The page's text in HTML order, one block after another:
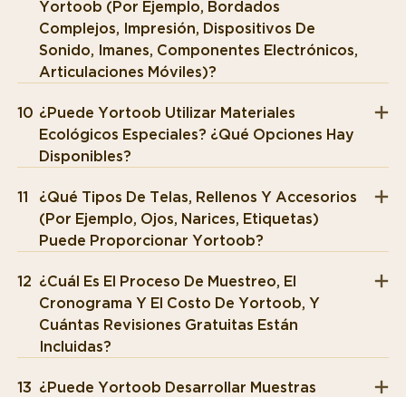
Yortoob (por Ejemplo, Bordados
Complejos, Impresión, Dispositivos De
Sonido, Imanes, Componentes Electrónicos,
Articulaciones Móviles)?
10 ¿Puede Yortoob Utilizar Materiales
Ecológicos Especiales? ¿Qué Opciones Hay
Disponibles?
11
¿Qué Tipos De Telas, Rellenos Y Accesorios
(por Ejemplo, Ojos, Narices, Etiquetas)
Puede Proporcionar Yortoob?
12 ¿Cuál Es El Proceso De Muestreo, El
Cronograma Y El Costo De Yortoob, Y
Cuántas Revisiones Gratuitas Están
Incluidas?
13 ¿Puede Yortoob Desarrollar Muestras